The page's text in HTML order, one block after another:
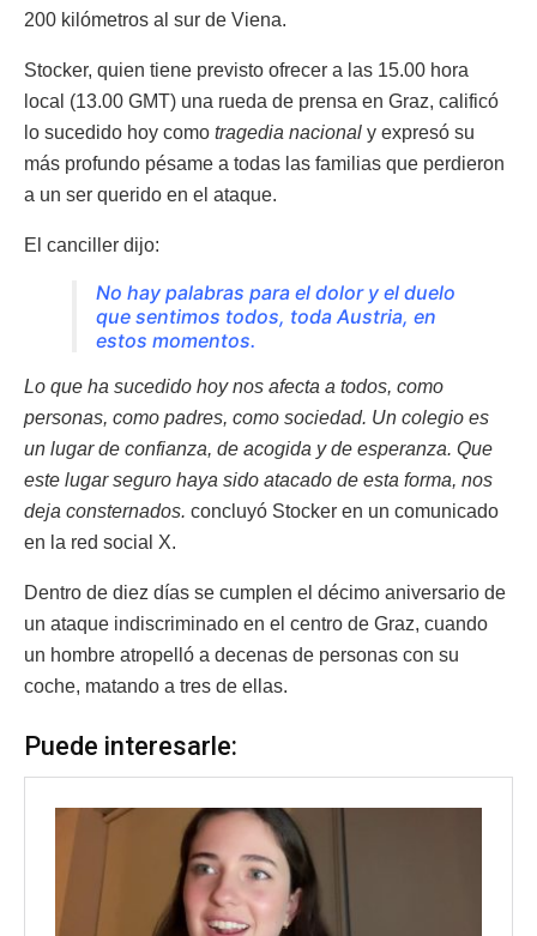
200 kilómetros al sur de Viena.
Stocker, quien tiene previsto ofrecer a las 15.00 hora
local (13.00 GMT) una rueda de prensa en Graz, calificó
lo sucedido hoy como tragedia nacional y expresó su
más profundo pésame a todas las familias que perdieron
a un ser querido en el ataque.
El canciller dijo:
No hay palabras para el dolor y el duelo
que sentimos todos, toda Austria, en
estos momentos.
Lo que ha sucedido hoy nos afecta a todos, como
personas, como padres, como sociedad. Un colegio es
un lugar de confianza, de acogida y de esperanza. Que
este lugar seguro haya sido atacado de esta forma, nos
deja consternados. concluyó Stocker en un comunicado
en la red social X.
Dentro de diez días se cumplen el décimo aniversario de
un ataque indiscriminado en el centro de Graz, cuando
un hombre atropelló a decenas de personas con su
coche, matando a tres de ellas.
Puede interesarle: